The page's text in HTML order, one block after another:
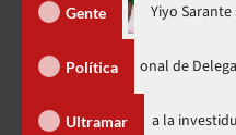
Gente
en nuevo horario
Política
Nacional de Delegados
Ultramar
Abinader llega a Cali para